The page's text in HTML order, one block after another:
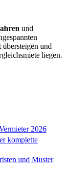
und
und
liegen.
2026
komplette
und Muster